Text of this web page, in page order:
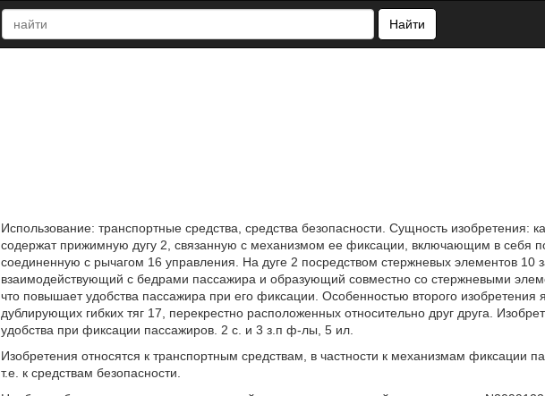
Найти
Использование: транспортные средства, средства безопасности. Сущность изобретения:
содержат прижимную дугу 2, связанную с механизмом ее фиксации, включающим в себя
соединенную с рычагом 16 управления. На дуге 2 посредством стержневых элементов 10
взаимодействующий с бедрами пассажира и образующий совместно со стержневыми
что повышает удобства пассажира при его фиксации. Особенностью второго изобретения
дублирующих гибких тяг 17, перекрестно расположенных относительно друг друга.
удобства при фиксации пассажиров. 2 с. и 3 з.п ф-лы, 5 ил.
Изобретения относятся к транспортным средствам, в частности к механизмам фиксации
т.е. к средствам безопасности.